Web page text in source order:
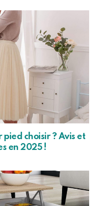
choisir ? Avis et
en 2025 !